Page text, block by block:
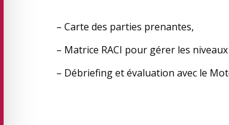
– Carte des parties prenantes,
– Matrice RACI pour gérer les
– Débriefing et évaluation avec le